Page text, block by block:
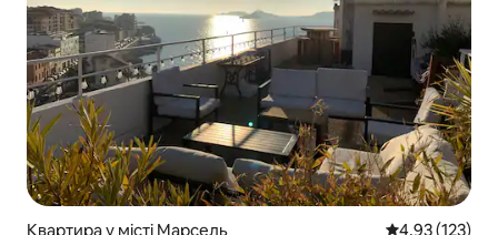
Квартира у місті Марсель Середня
4,93 (123)